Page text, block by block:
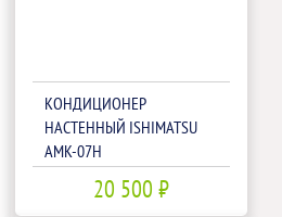
КОНДИЦИОНЕР
НАСТЕННЫЙ ISHIMATSU
AMK-07H
20 500 ₽